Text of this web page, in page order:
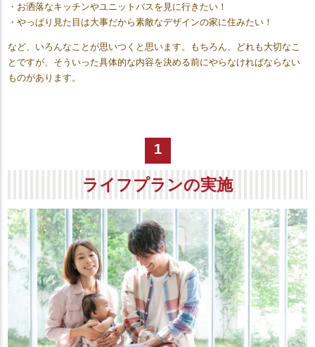
・お洒落なキッチンやユニットバスを見に行きたい！
・やっぱり見た目は大事だから素敵なデザインの家に住みたい！
など、いろんなことが思いつくと思います。もちろん、どれも大切なこ
とですが、そういった具体的な内容を決める前にやらなければならない
ものがあります。
1
ライフプランの実施